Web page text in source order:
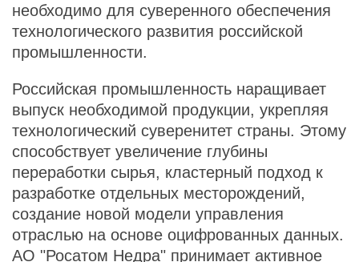
необходимо для суверенного обеспечения
технологического развития российской
промышленности.
Российская промышленность наращивает
выпуск необходимой продукции, укрепляя
технологический суверенитет страны. Этому
способствует увеличение глубины
переработки сырья, кластерный подход к
разработке отдельных месторождений,
создание новой модели управления
отраслью на основе оцифрованных данных.
АО "Росатом Недра" принимает активное